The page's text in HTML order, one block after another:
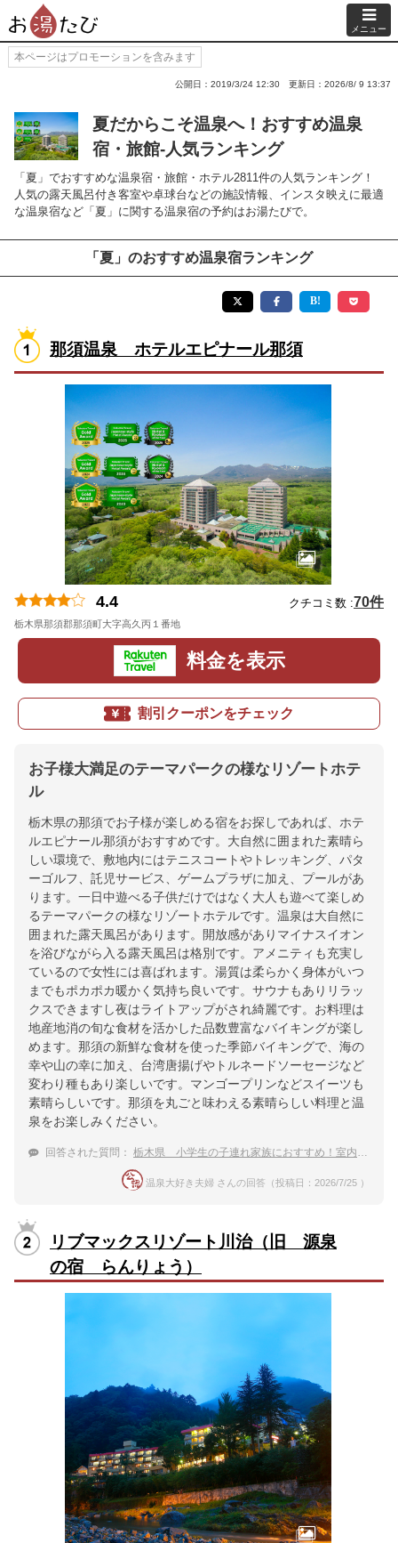
メニュー
本ページはプロモーションを含みます
公開日：2019/3/24 12:30 更新日：2026/8/ 9 13:37
夏だからこそ温泉へ！おすすめ温泉
宿・旅館-人気ランキング
「夏」でおすすめな温泉宿・旅館・ホテル2811件の人気ランキング！
人気の露天風呂付き客室や卓球台などの施設情報、インスタ映えに最適
な温泉宿など「夏」に関する温泉宿の予約はお湯たびで。
「夏」のおすすめ温泉宿ランキング
那須温泉 ホテルエピナール那須
4.4 クチコミ数 :70件
栃木県那須郡那須町大字高久丙１番地
料金を表示
割引クーポンをチェック
お子様大満足のテーマパークの様なリゾートホテ
ル
栃木県の那須でお子様が楽しめる宿をお探しであれば、ホテ
ルエピナール那須がおすすめです。大自然に囲まれた素晴ら
しい環境で、敷地内にはテニスコートやトレッキング、パタ
ーゴルフ、託児サービス、ゲームプラザに加え、プールがあ
ります。一日中遊べる子供だけではなく大人も遊べて楽しめ
るテーマパークの様なリゾートホテルです。温泉は大自然に
囲まれた露天風呂があります。開放感がありマイナスイオン
を浴びながら入る露天風呂は格別です。アメニティも充実し
ているので女性には喜ばれます。湯質は柔らかく身体がいつ
までもポカポカ暖かく気持ち良いです。サウナもありリラッ
クスできますし夜はライトアップがされ綺麗です。お料理は
地産地消の旬な食材を活かした品数豊富なバイキングが楽し
めます。那須の新鮮な食材を使った季節バイキングで、海の
幸や山の幸に加え、台湾唐揚げやトルネードソーセージなど
変わり種もあり楽しいです。マンゴープリンなどスイーツも
素晴らしいです。那須を丸ごと味わえる素晴らしい料理と温
泉をお楽しみください。
回答された質問： 栃木県 小学生の子連れ家族におすすめ！室内プールがある温泉宿
温泉大好き夫婦 さんの回答（投稿日：2026/7/25 ）
リブマックスリゾート川治（旧 源泉
の宿 らんりょう）